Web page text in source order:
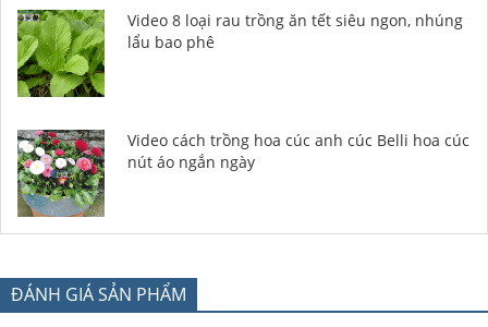
Video 8 loại rau trồng ăn tết siêu ngon, nhúng
lẩu bao phê
Video cách trồng hoa cúc anh cúc Belli hoa cúc
nút áo ngắn ngày
ĐÁNH GIÁ SẢN PHẨM